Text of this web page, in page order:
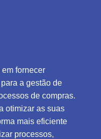
fornecer
a gestão de
de compras.
otimizar as suas
mais eficiente
processos,